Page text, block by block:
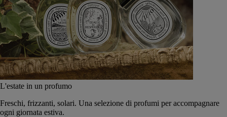
L'estate in un profumo
Freschi, frizzanti, solari. Una selezione di profumi per accompagnare
ogni giornata estiva.